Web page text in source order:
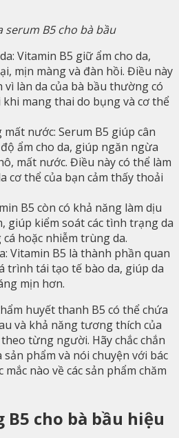
serum B5 cho bà bầu
Vitamin B5 giữ ẩm cho da,
mịn màng và đàn hồi. Điều này
vì làn da của bà bầu thường có
mang thai do bụng và cơ thể
nước: Serum B5 giúp cân
ẩm cho da, giúp ngăn ngừa
mất nước. Điều này có thể làm
cơ thể của bạn cảm thấy thoải
B5 còn có khả năng làm dịu
giúp kiểm soát các tình trạng da
hoặc nhiễm trùng da.
Vitamin B5 là thành phần quan
trình tái tạo tế bào da, giúp da
mịn hơn.
huyết thanh B5 có thể chứa
và khả năng tương thích của
từng người. Hãy chắc chắn
phẩm và nói chuyện với bác
nào về các sản phẩm chăm
B5 cho bà bầu hiệu